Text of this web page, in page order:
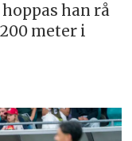
han rå
meter i